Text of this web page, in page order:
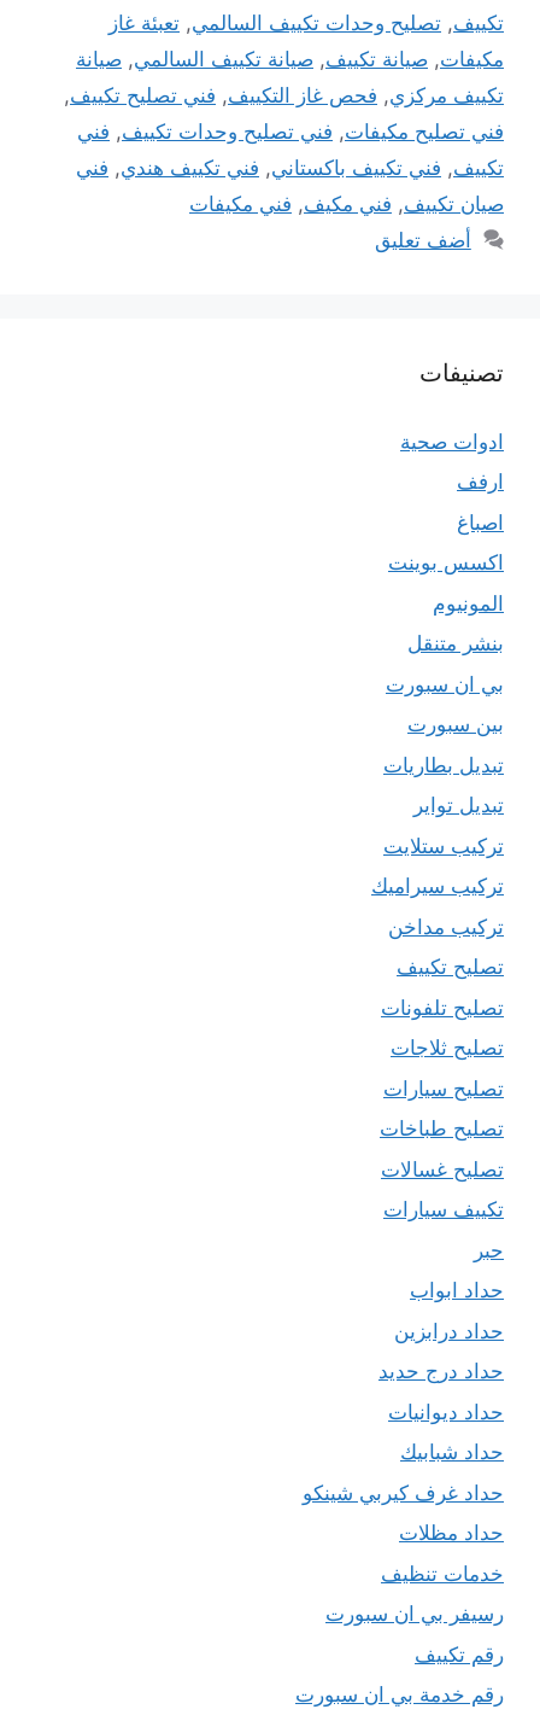
تكييف, تصليح وحدات تكييف السالمي, تعبئة غاز
مكيفات, صيانة تكييف, صيانة تكييف السالمي, صيانة
تكييف مركزي, فحص غاز التكييف, فني تصليح تكييف,
فني تصليح مكيفات, فني تصليح وحدات تكييف, فني
تكييف, فني تكييف باكستاني, فني تكييف هندي, فني
صيان تكييف, فني مكيف, فني مكيفات
أضف تعليق
تصنيفات
ادوات صحية
ارفف
اصباغ
اكسس بوينت
المونيوم
بنشر متنقل
بي ان سبورت
بين سبورت
تبديل بطاريات
تبديل تواير
تركيب ستلايت
تركيب سيراميك
تركيب مداخن
تصليح تكييف
تصليح تلفونات
تصليح ثلاجات
تصليح سيارات
تصليح طباخات
تصليح غسالات
تكييف سيارات
حبر
حداد ابواب
حداد درابزين
حداد درج حديد
حداد ديوانيات
حداد شبابيك
حداد غرف كيربي شينكو
حداد مظلات
خدمات تنظيف
رسيفر بي ان سبورت
رقم تكييف
رقم خدمة بي ان سبورت